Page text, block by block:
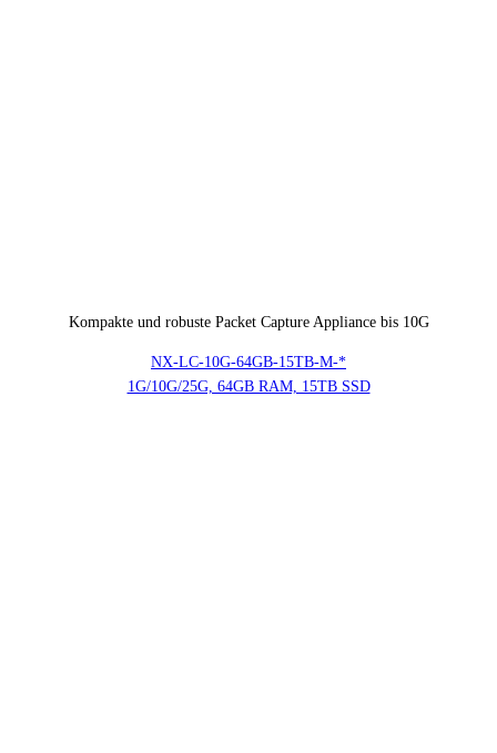
Kompakte und robuste Packet Capture Appliance bis 10G
NX-LC-10G-64GB-15TB-M-*
1G/10G/25G, 64GB RAM, 15TB SSD